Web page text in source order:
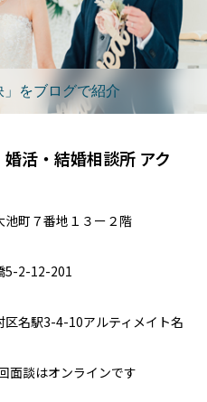
」をブログで紹介
婚活・結婚相談所 アク
町７番地１３ー２階
5-2-12-201
名駅3-4-10アルティメイト名
面談はオンラインです